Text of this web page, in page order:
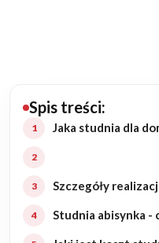
Budowa domu
Rozbudowa
Spis treści:
Jaka studnia dla
Szczegóły
Studnia abisynka -